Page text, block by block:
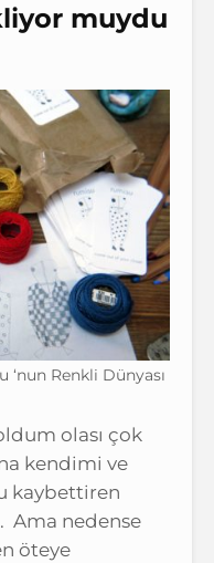
muydu
‘nun Renkli Dünyası
olası çok
kendimi ve
kaybettiren
Ama nedense
öteye